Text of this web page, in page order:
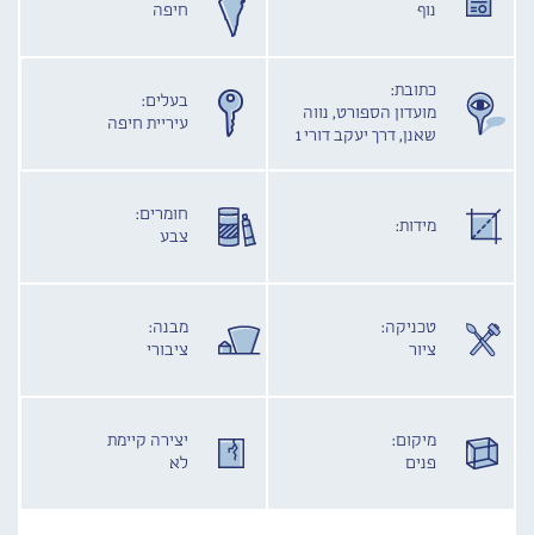
נוף
חיפה
כתובת:
מועדון הספורט, נווה
שאנן, דרך יעקב דורי 1
בעלים:
עיריית חיפה
מידות:
חומרים:
צבע
טכניקה:
ציור
מבנה:
ציבורי
מיקום:
פנים
יצירה קיימת
לא